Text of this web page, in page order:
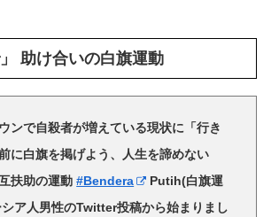
」 助け合いの白旗運動
ンで自殺者が増えている現状に 「行き
に白旗を掲げよう、人生を諦めない
扶助の運動#Bendera
Putih(白旗運
ア人男性のTwitter投稿から始まりまし